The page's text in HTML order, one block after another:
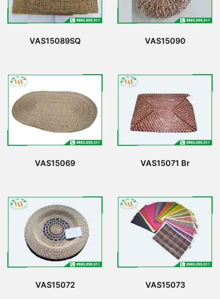
VAS15089SQ VAS15090
VAS15069 VAS15071 Br
VAS15072 VAS15073